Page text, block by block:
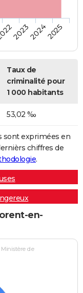
202320242025
Taux de
criminalité pour
1 000 habitants
53,02 ‰
sont exprimées en
chiffres de
.
en-
Ministère de